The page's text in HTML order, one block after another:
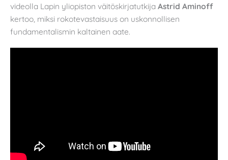
videolla Lapin yliopiston väitöskirjatutkija Astrid Aminoff
kertoo, miksi rokotevastaisuus on uskonnollisen
fundamentalismin kaltainen aate.